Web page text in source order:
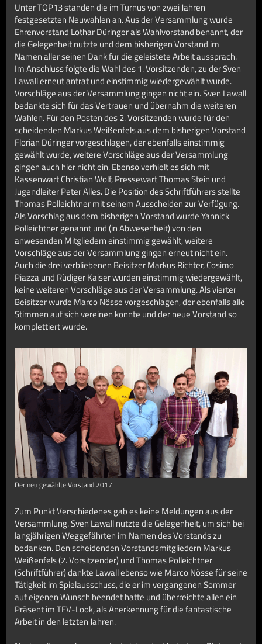
Unter TOP13 standen die im Turnus von zwei Jahren
festgesetzten Neuwahlen an. Aus der Versammlung wurde
Ehrenvorstand Lothar Düringer als Wahlvorstand benannt, der
die Gelegenheit nutzte und dem bisherigen Vorstand im
Namen aller seinen Dank für die geleistete Arbeit aussprach.
Im Anschluss folgte die Wahl des 1. Vorsitzenden, zu der Sven
Lawall erneut antrat und einstimmig wiedergewählt wurde.
Vorschläge aus der Versammlung gingen nicht ein. Sven Lawall
bedankte sich für das Vertrauen und übernahm die weiteren
Wahlen. Für den Posten des 2. Vorsitzenden wurde für den
scheidenden Markus Weißenfels aus dem bisherigen Vorstand
Florian Düringer vorgeschlagen, der ebenfalls einstimmig
gewählt wurde, weitere Vorschläge aus der Versammlung
gingen auch hier nicht ein. Ebenso verhielt es sich mit
Kassenwart Christian Wolf, Pressewart Thomas Stein und
Jugendleiter Peter Alles. Die Position des Schriftführers stellte
Thomas Polleichtner mit seinem Ausscheiden zur Verfügung.
Als Vorschlag aus dem bisherigen Vorstand wurde Yannick
Polleichtner genannt und (in Abwesenheit) von den
anwesenden Mitgliedern einstimmig gewählt, weitere
Vorschläge aus der Versammlung gingen erneut nicht ein.
Auch die drei verbliebenen Beisitzer Markus Richter, Cosimo
Piazza und Rüdiger Kaiser wurden einstimmig wiedergewählt,
keine weiteren Vorschläge aus der Versammlung. Als vierter
Beisitzer wurde Marco Nösse vorgeschlagen, der ebenfalls alle
Stimmen auf sich vereinen konnte und der neue Vorstand so
komplettiert wurde.
Der neu gewählte Vorstand 2017
Zum Punkt Verschiedenes gab es keine Meldungen aus der
Versammlung. Sven Lawall nutzte die Gelegenheit, um sich bei
langjährigen Weggefährten im Namen des Vorstands zu
bedanken. Den scheidenden Vorstandsmitgliedern Markus
Weißenfels (2. Vorsitzender) und Thomas Polleichtner
(Schriftführer) dankte Lawall ebenso wie Marco Nösse für seine
Tätigkeit im Spielausschuss, die er im vergangenen Sommer
auf eigenen Wunsch beendet hatte und überreichte allen ein
Präsent im TFV-Look, als Anerkennung für die fantastische
Arbeit in den letzten Jahren.